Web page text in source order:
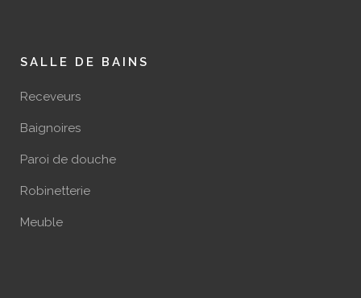
SALLE DE BAINS
Receveurs
Baignoires
Paroi de douche
Robinetterie
Meuble